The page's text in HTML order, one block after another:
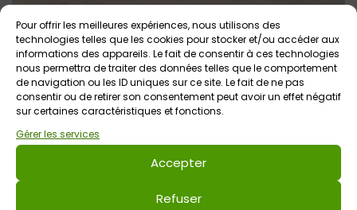
Pour offrir les meilleures expériences, nous utilisons des
technologies telles que les cookies pour stocker et/ou accéder aux
informations des appareils. Le fait de consentir à ces technologies
nous permettra de traiter des données telles que le comportement
de navigation ou les ID uniques sur ce site. Le fait de ne pas
consentir ou de retirer son consentement peut avoir un effet négatif
sur certaines caractéristiques et fonctions.
Gérer les services
Accepter
Refuser
4 août 2026 > 7 août 2026
Maison de la chauve-souris : profitez des visites